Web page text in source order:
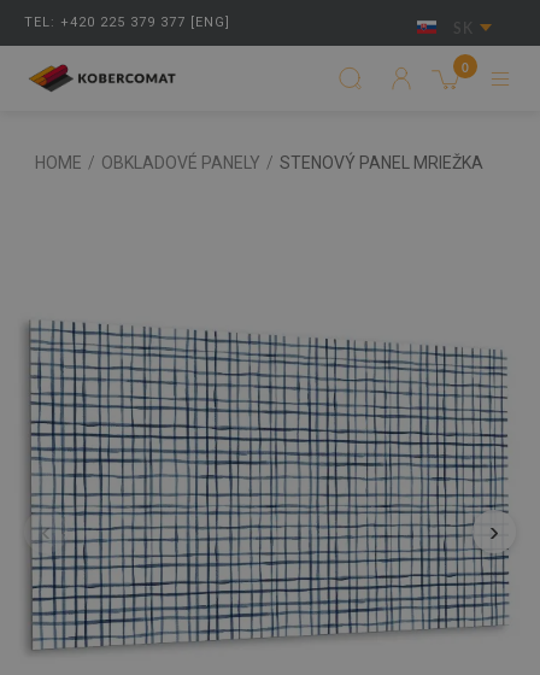
TEL: +420 225 379 377 [ENG] SK
0
HOME / OBKLADOVÉ PANELY / STENOVÝ PANEL MRIEŽKA
‹ ›